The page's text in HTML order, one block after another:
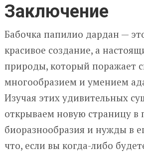
Заключение
Бабочка папилио дардан —
красивое создание, а
природы, который поражает
многообразием и умением
Изучая этих удивительных
открываем новую страницу
биоразнообразия и нужды в
что, если вы когда-либо